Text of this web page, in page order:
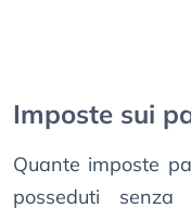
Imposte sui
Quante imposte
posseduti senza